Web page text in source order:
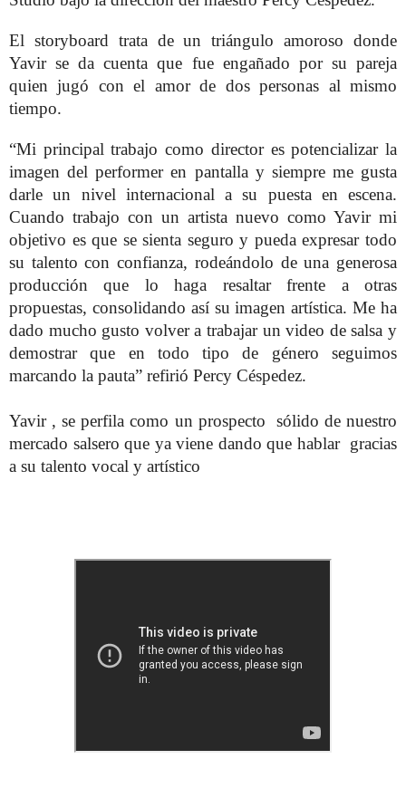
El storyboard trata de un triángulo amoroso donde
Yavir se da cuenta que fue engañado por su pareja
quien jugó con el amor de dos personas al mismo
tiempo.
“Mi principal trabajo como director es potencializar la
imagen del performer en pantalla y siempre me gusta
darle un nivel internacional a su puesta en escena.
Cuando trabajo con un artista nuevo como Yavir mi
objetivo es que se sienta seguro y pueda expresar todo
su talento con confianza, rodeándolo de una generosa
producción que lo haga resaltar frente a otras
propuestas, consolidando así su imagen artística. Me ha
dado mucho gusto volver a trabajar un video de salsa y
demostrar que en todo tipo de género seguimos
marcando la pauta” refirió Percy Céspedez.
Yavir , se perfila como un prospecto sólido de nuestro
mercado salsero que ya viene dando que hablar gracias
a su talento vocal y artístico